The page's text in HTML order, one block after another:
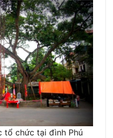
tổ chức tại đình Phú